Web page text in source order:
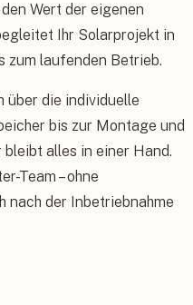
Wert der eigenen
Ihr Solarprojekt in
zum laufenden Betrieb.
über die individuelle
bis zur Montage und
alles in einer Hand.
Team – ohne
nach der Inbetriebnahme